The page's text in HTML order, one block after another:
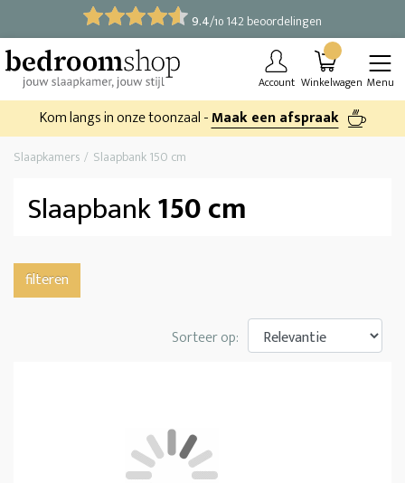
9.4/10 142 beoordelingen
Account Winkelwagen Menu
Kom langs in onze toonzaal -Maak een afspraak
Slaapkamers Slaapbank 150 cm
Slaapbank150 cm
filteren
Sorteer op: